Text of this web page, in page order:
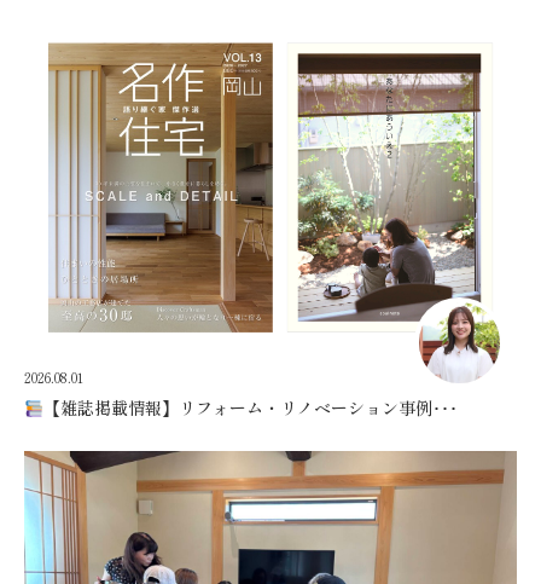
2026.08.01
【雑誌掲載情報】リフォーム・リノベーション事例･･･